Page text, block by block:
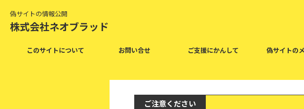
偽サイトの情報公開
株式会社ネオブラッド
このサイトについて お問い合せ ご支援にかんして 偽サイトの
ご注意ください